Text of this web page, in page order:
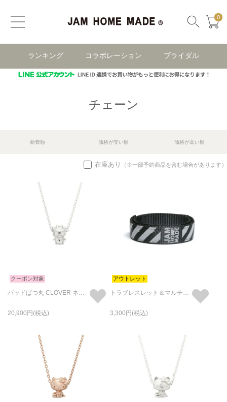
0
ランキング コラボレーション ブライダル
チェーン
価格が安い順 価格が高い順
新着順
在庫あり （※一部予約商品を含む場合があります）
クーポン対象
バッドばつ丸 CLOVER ネックレス シルバー
20,900
アウトレット
トラブレスレット＆マルチバンド
3,300